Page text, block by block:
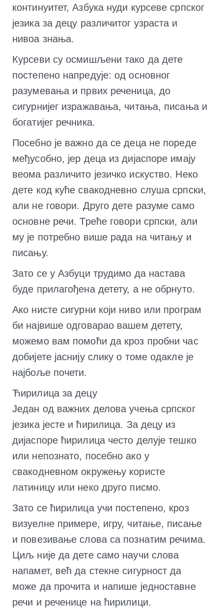
континуитет, Азбука нуди курсеве српског
језика за децу различитог узраста и
нивоа знања.
Курсеви су осмишљени тако да дете
постепено напредује: од основног
разумевања и првих реченица, до
сигурнијег изражавања, читања, писања и
богатијег речника.
Посебно је важно да се деца не пореде
међусобно, јер деца из дијаспоре имају
веома различито језичко искуство. Неко
дете код куће свакодневно слуша српски,
али не говори. Друго дете разуме само
основне речи. Треће говори српски, али
му је потребно више рада на читању и
писању.
Зато се у Азбуци трудимо да настава
буде прилагођена детету, а не обрнуто.
Ако нисте сигурни који ниво или програм
би највише одговарао вашем детету,
можемо вам помоћи да кроз пробни час
добијете јаснију слику о томе одакле је
најбоље почети.
Ћирилица за децу
Један од важних делова учења српског
језика јесте и ћирилица. За децу из
дијаспоре ћирилица често делује тешко
или непознато, посебно ако у
свакодневном окружењу користе
латиницу или неко друго писмо.
Зато се ћирилица учи постепено, кроз
визуелне примере, игру, читање, писање
и повезивање слова са познатим речима.
Циљ није да дете само научи слова
напамет, већ да стекне сигурност да
може да прочита и напише једноставне
речи и реченице на ћирилици.